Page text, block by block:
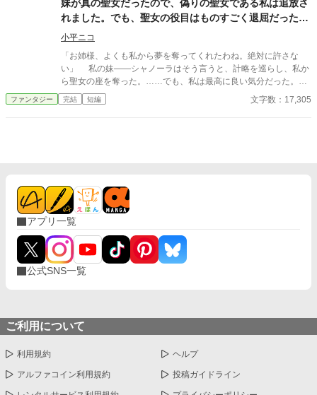
妹が真の聖女だったので、偽りの聖女である私は追放さ
れました。でも、聖女の役目はものすごく退屈だったの
で、最高に嬉しいです【完結】
小平ニコ
「お姉様、よくも私から夢を奪ってくれたわね。絶対に許さな
い」 私の妹――シャノーラはそう言うと、計略を巡らし、私か
ら聖女の座を奪った。……でも、私は最高に良い気分だった。だ
って私、もともと聖女なんかになりたくなかったから。 退職金
を貰い、大喜びで国を出た私は、『真の聖女』として国を守る立
ファンタジー 完結 短編 文字数：17,305
アプリ一覧
公式SNS一覧
ご利用について
利用規約 ヘルプ
アルファコイン利用規約 投稿ガイドライン